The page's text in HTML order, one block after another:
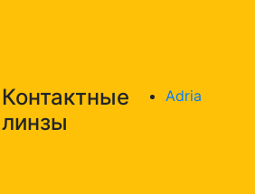
Контактные
линзы
Adria